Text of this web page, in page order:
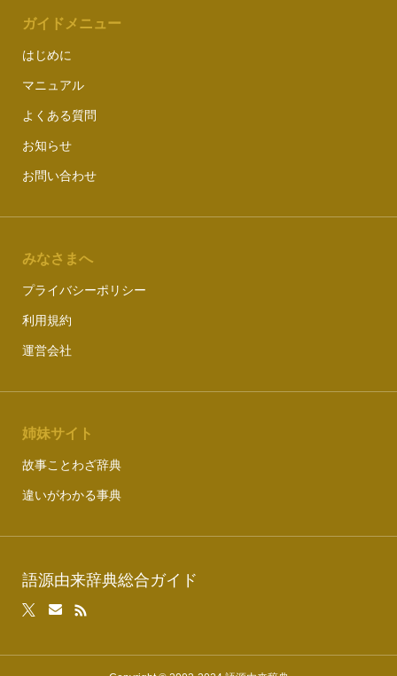
ガイドメニュー
はじめに
マニュアル
よくある質問
お知らせ
お問い合わせ
みなさまへ
プライバシーポリシー
利用規約
運営会社
姉妹サイト
故事ことわざ辞典
違いがわかる事典
語源由来辞典総合ガイド